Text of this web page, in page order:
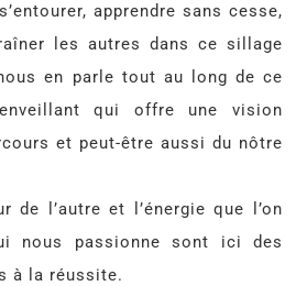
apprendre sans cesse,
les autres dans ce sillage
en parle tout au long de ce
qui offre une vision
et peut-être aussi du nôtre
de l’autre et l’énergie que l’on
nous passionne sont ici des
à la réussite.